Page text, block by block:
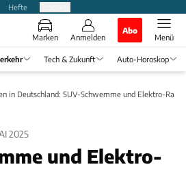
Hefte
Marken Anmelden
Abo
Menü
Tech & Zukunft Auto-Horoskop
in Deutschland: SUV-Schwemme und Elektro-Rallye
2025
und Elektro-